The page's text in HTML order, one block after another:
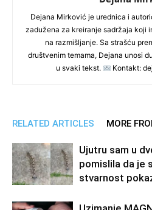
Dejana Mirković je urednica i
zadužena za kreiranje sadržaja koji
na razmišljanje. Sa strašću
društvenim temama, Dejana unosi
u svaki tekst.
Kontakt:
RELATED ARTICLES MORE
Ujutru sam u
pomislila da je
stvarnost